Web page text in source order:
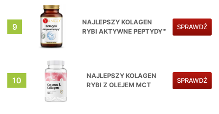
9
NAJLEPSZY KOLAGEN
RYBI AKTYWNE PEPTYDY™
SPRAWDŹ
10
NAJLEPSZY KOLAGEN
RYBI Z OLEJEM MCT
SPRAWDŹ